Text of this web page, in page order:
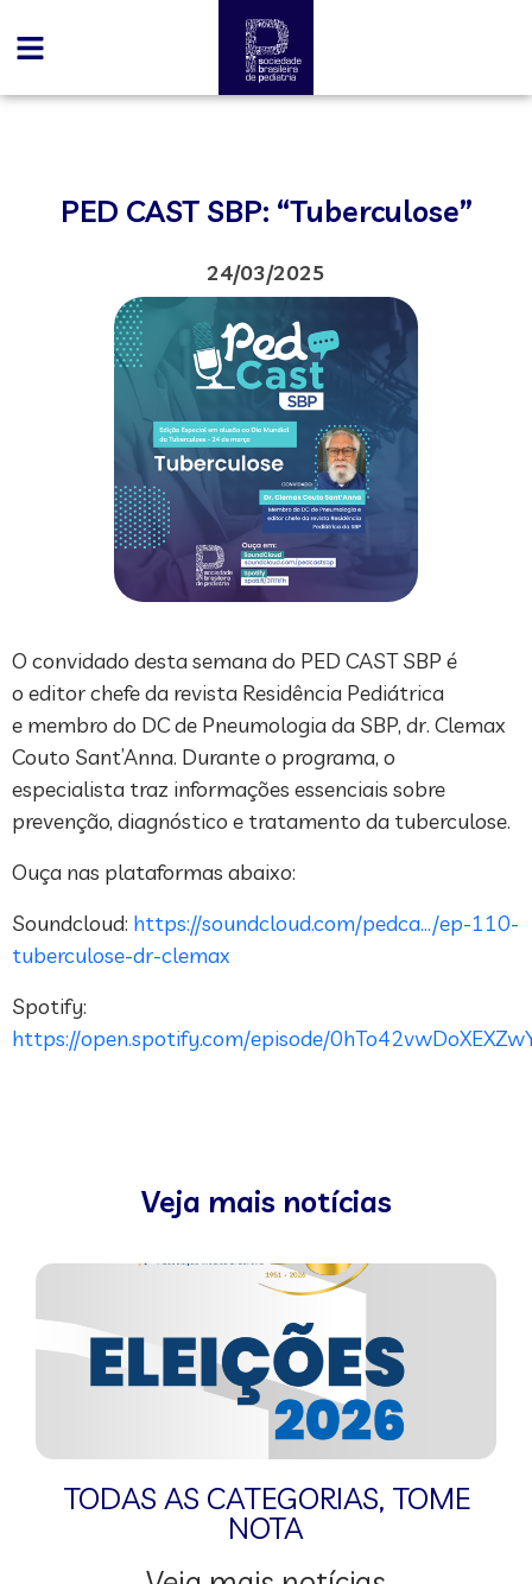
PED CAST SBP: “Tuberculose”
24/03/2025
O convidado desta semana do PED CAST SBP é
o editor chefe da revista Residência Pediátrica
e membro do DC de Pneumologia da SBP, dr. Clemax
Couto Sant’Anna. Durante o programa, o
especialista traz informações essenciais sobre
prevenção, diagnóstico e tratamento da tuberculose.
Ouça nas plataformas abaixo:
Soundcloud: https://soundcloud.com/pedca…/ep-110-
tuberculose-dr-clemax
Spotify:
https://open.spotify.com/episode/
Veja mais notícias
TODAS AS CATEGORIAS, TOME
NOTA